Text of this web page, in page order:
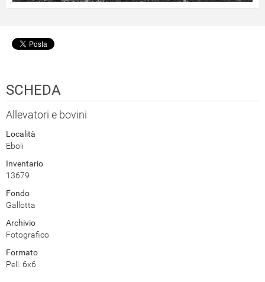
SCHEDA
Allevatori e bovini
Località
Eboli
Inventario
13679
Fondo
Gallotta
Archivio
Fotografico
Formato
Pell. 6x6